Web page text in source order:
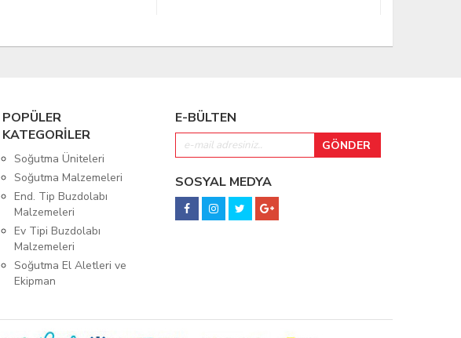
POPÜLER
KATEGORİLER
Soğutma Üniteleri
Soğutma Malzemeleri
End. Tip Buzdolabı
Malzemeleri
Ev Tipi Buzdolabı
Malzemeleri
Soğutma El Aletleri ve
Ekipman
E-BÜLTEN
SOSYAL MEDYA